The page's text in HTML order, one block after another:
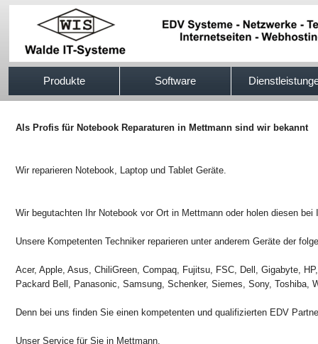
Produkte Software
Als Profis für Notebook Reparaturen in Mettmann sind wir bekannt
Wir reparieren Notebook, Laptop und Tablet Geräte.
Wir begutachten Ihr Notebook vor Ort in Mettmann oder holen diesen bei
Unsere Kompetenten Techniker reparieren unter anderem Geräte der
Acer, Apple, Asus, ChiliGreen, Compaq, Fujitsu, FSC, Dell, Gigabyte,
Packard Bell, Panasonic, Samsung, Schenker, Siemes, Sony, Toshiba,
Denn bei uns finden Sie einen kompetenten und qualifizierten EDV
Unser Service für Sie in Mettmann.